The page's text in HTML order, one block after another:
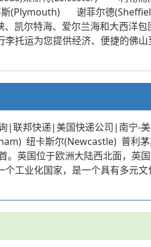
(Plymouth) 谢菲尔德
尔特海、爱尔兰海和大西洋包
托运为您提供经济、便捷的佛山
|联邦快递|美国快递公司|南宁-
纽卡斯尔(Newcastle) 普利
英国位于欧洲大陆西北面，英
工业化国家，是一个具有多元文